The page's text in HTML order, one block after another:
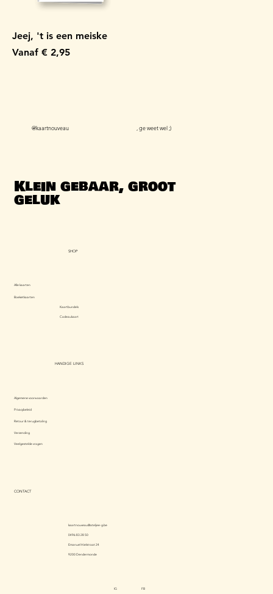
Jeej, 't is een meiske
Vanaf € 2,95
Verkoopprijs
@kaartnouveau , ge weet wel ;)
Klein gebaar, groot
geluk
SHOP
Alle kaarten
Boeketkaarten
Kaartbundels
Cadeaukaart
HANDIGE LINKS
Algemene voorwaarden
Privacybeleid
Retour & terugbetaling
Verzending
Veelgestelde vragen
CONTACT
kaartnouveau@ateljee-g.be
0496 83 28 50
Emanuel Hielstraat 24
9200 Dendermonde
IG FB